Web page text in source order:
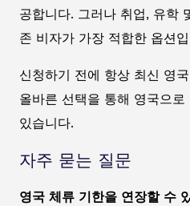
공합니다. 그러나 취업, 유학
존 비자가 가장 적합한 옵션
신청하기 전에 항상 최신 영
올바른 선택을 통해 영국으
있습니다.
자주 묻는 질문
영국 체류 기한을 연장할 수